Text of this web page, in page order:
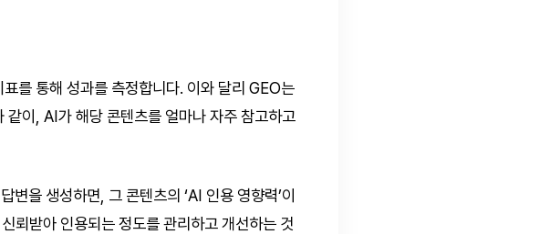
표를 통해 성과를 측정합니다. 이와 달리 GEO는
이, AI가 해당 콘텐츠를 얼마나 자주 참고하고
을 생성하면, 그 콘텐츠의 ‘AI 인용 영향력’이
뢰받아 인용되는 정도를 관리하고 개선하는 것